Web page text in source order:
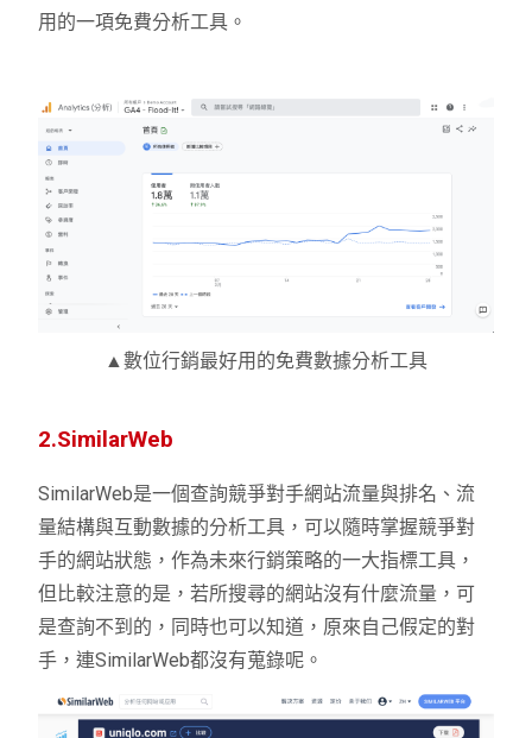
用的一項免費分析工具。
▲數位行銷最好用的免費數據分析工具
2.SimilarWeb
SimilarWeb是一個查詢競爭對手網站流量與排名、流
量結構與互動數據的分析工具，可以隨時掌握競爭對
手的網站狀態，作為未來行銷策略的一大指標工具，
但比較注意的是，若所搜尋的網站沒有什麼流量，可
是查詢不到的，同時也可以知道，原來自己假定的對
手，連SimilarWeb都沒有蒐錄呢。